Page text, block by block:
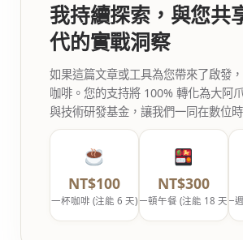
我持續探索，與您共
代的實戰洞察
如果這篇文章或工具為您帶來了啟發
咖啡。您的支持將 100% 轉化為大阿
與技術研發基金，讓我們一同在數位時
NT$100
一杯咖啡 (注能 6 天)
NT$300
一頓午餐 (注能 18 天)一